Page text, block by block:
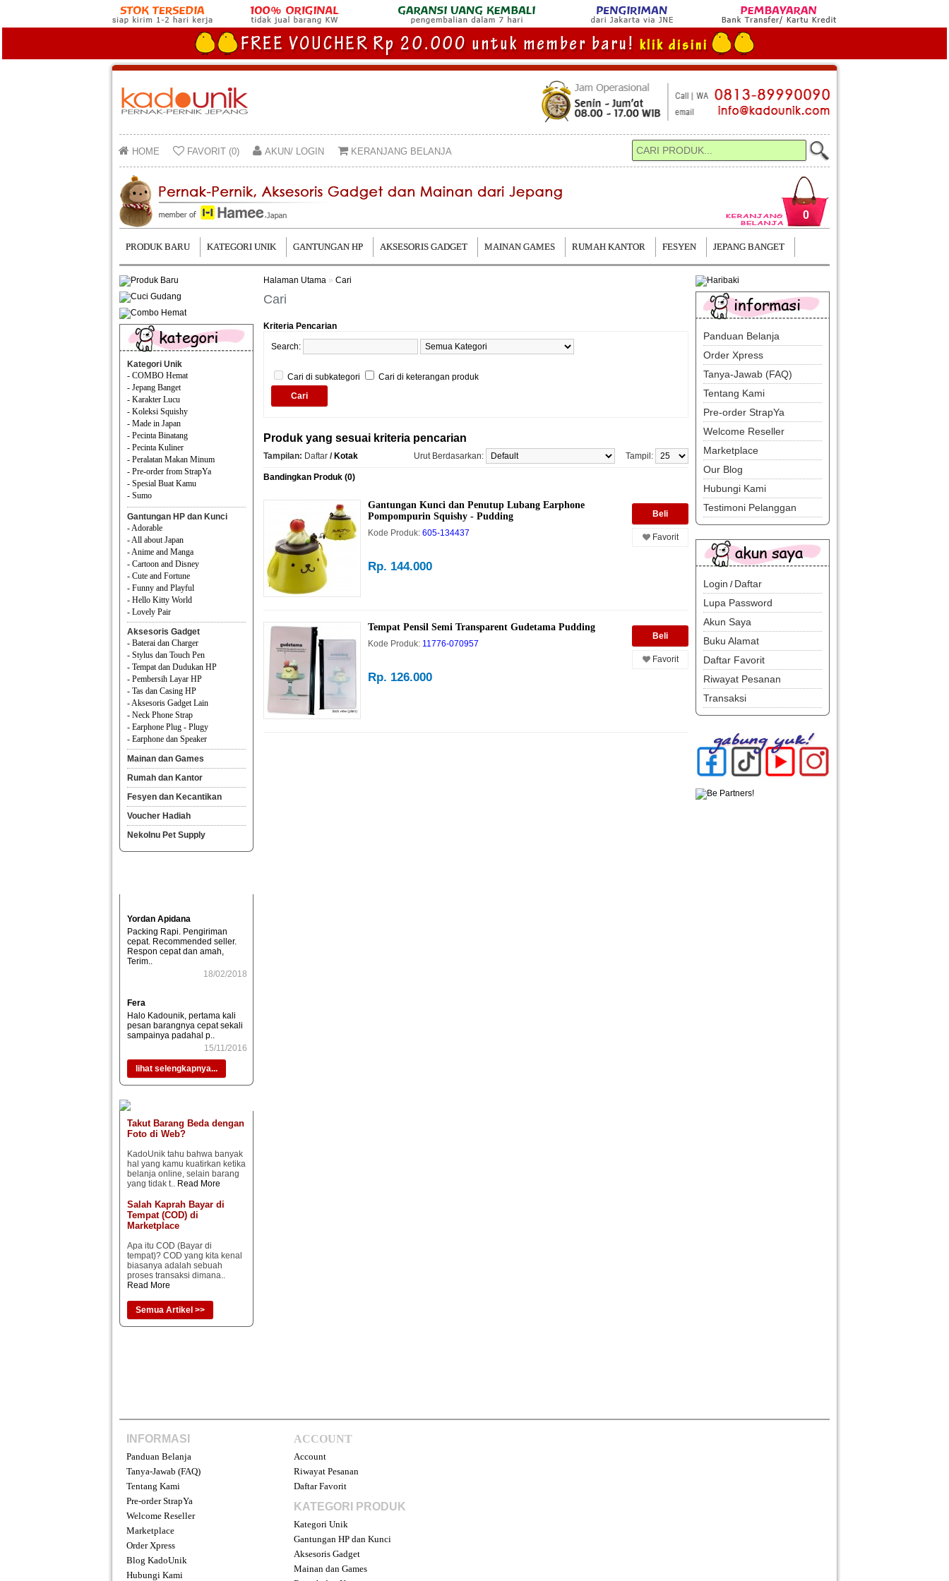
HOME FAVORIT (0) AKUN/ LOGIN KERANJANG BELANJA
PRODUK BARU KATEGORI UNIK GANTUNGAN HP AKSESORIS GADGET MAINAN GAMES RUMAH KANTOR FESYEN JEPANG BANGET
0
Kategori Unik
- COMBO Hemat
- Jepang Banget
- Karakter Lucu
- Koleksi Squishy
- Made in Japan
- Pecinta Binatang
- Pecinta Kuliner
- Peralatan Makan Minum
- Pre-order from StrapYa
- Spesial Buat Kamu
- Sumo
Gantungan HP dan Kunci
- Adorable
- All about Japan
- Anime and Manga
- Cartoon and Disney
- Cute and Fortune
- Funny and Playful
- Hello Kitty World
- Lovely Pair
Aksesoris Gadget
- Baterai dan Charger
- Stylus dan Touch Pen
- Tempat dan Dudukan HP
- Pembersih Layar HP
- Tas dan Casing HP
- Aksesoris Gadget Lain
- Neck Phone Strap
- Earphone Plug - Plugy
- Earphone dan Speaker
Mainan dan Games
Rumah dan Kantor
Fesyen dan Kecantikan
Voucher Hadiah
NekoInu Pet Supply
Yordan Apidana
Packing Rapi. Pengiriman
cepat. Recommended seller.
Respon cepat dan amah,
Terim..
18/02/2018
Fera
Halo Kadounik, pertama kali
pesan barangnya cepat sekali
sampainya padahal p..
15/11/2016
lihat selengkapnya...
Takut Barang Beda dengan
Foto di Web?
KadoUnik tahu bahwa banyak
hal yang kamu kuatirkan ketika
belanja online, selain barang
yang tidak t.. Read More
Salah Kaprah Bayar di
Tempat (COD) di
Marketplace
Apa itu COD (Bayar di
tempat)? COD yang kita kenal
biasanya adalah sebuah
proses transaksi dimana..
Read More
Semua Artikel >>
Panduan Belanja
Order Xpress
Tanya-Jawab (FAQ)
Tentang Kami
Pre-order StrapYa
Welcome Reseller
Marketplace
Our Blog
Hubungi Kami
Testimoni Pelanggan
Login / Daftar
Lupa Password
Akun Saya
Buku Alamat
Daftar Favorit
Riwayat Pesanan
Transaksi
Halaman Utama » Cari
Cari
Kriteria Pencarian
Search:
Cari di subkategori Cari di keterangan produk
Produk yang sesuai kriteria pencarian
Tampilan: Daftar / Kotak Tampil:
Urut Berdasarkan:
Bandingkan Produk (0)
Favorit
Gantungan Kunci dan Penutup Lubang Earphone
Pompompurin Squishy - Pudding
Kode Produk: 605-134437
Rp. 144.000
Favorit
Tempat Pensil Semi Transparent Gudetama Pudding
Kode Produk: 11776-070957
Rp. 126.000
INFORMASI
Panduan Belanja
Tanya-Jawab (FAQ)
Tentang Kami
Pre-order StrapYa
Welcome Reseller
Marketplace
Order Xpress
Blog KadoUnik
Hubungi Kami
ACCOUNT
Account
Riwayat Pesanan
Daftar Favorit
KATEGORI PRODUK
Kategori Unik
Gantungan HP dan Kunci
Aksesoris Gadget
Mainan dan Games